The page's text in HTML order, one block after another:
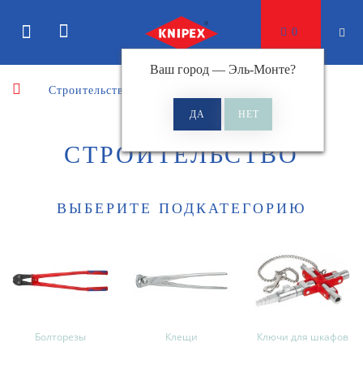
Ваш город — Эль-Монте?
0
Строительство
СТРОИТЕЛЬСТВО
ВЫБЕРИТЕ ПОДКАТЕГОРИЮ
Болторезы Клещи Ключи для шкафов